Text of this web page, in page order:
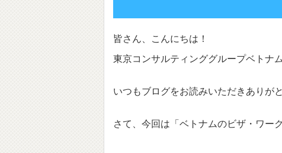
皆さん、こんにちは！
東京コンサルティンググループベトナ
いつもブログをお読みいただきありが
さて、今回は「ベトナムのビザ・ワー